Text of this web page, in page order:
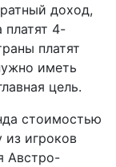
доход,
4-
платят
иметь
цель.
стоимостью
игроков
Австро-